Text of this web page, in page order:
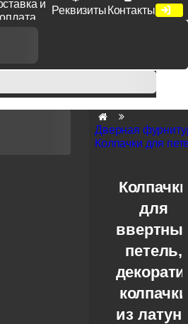
и
оплата
Реквизиты Контакты
7% при заказе от 50 тыс. руб
Tupai, Extreza, Melodia, Forme при
Дверная
Колпачки для
для
петель,
колпачки
из